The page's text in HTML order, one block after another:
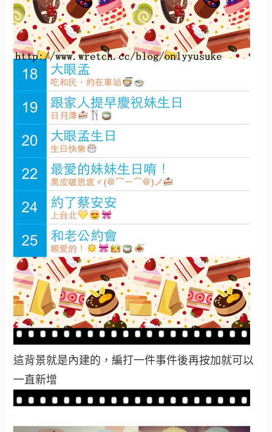
這背景就是內建的，編打一件事件後再按加就可以
一直新增